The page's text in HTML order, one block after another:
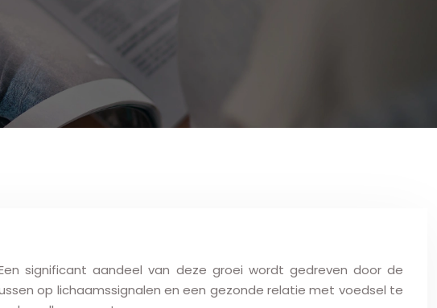
significant aandeel van deze groei wordt gedreven door de
op lichaamssignalen en een gezonde relatie met voedsel te